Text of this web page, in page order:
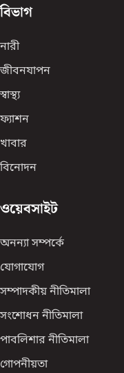
বিভাগ
নারী
জীবনযাপন
স্বাস্থ্য
ফ্যাশন
খাবার
বিনোদন
ওয়েবসাইট
অনন্যা সম্পর্কে
যোগাযোগ
সম্পাদকীয় নীতিমালা
সংশোধন নীতিমালা
পাবলিশার নীতিমালা
গোপনীয়তা